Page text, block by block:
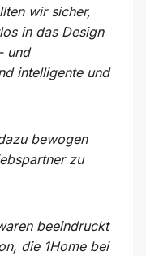
wir sicher,
in das Design
und
intelligente und
bewogen
zu
beeindruckt
die 1Home bei